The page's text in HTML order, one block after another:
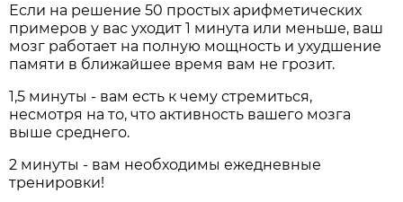
Если на решение 50 простых арифметических
примеров у вас уходит 1 минута или меньше, ваш
мозг работает на полную мощность и ухудшение
памяти в ближайшее время вам не грозит.
1,5 минуты - вам есть к чему стремиться,
несмотря на то, что активность вашего мозга
выше среднего.
2 минуты - вам необходимы ежедневные
тренировки!